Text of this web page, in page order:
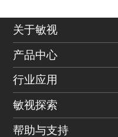
关于敏视
产品中心
行业应用
敏视探索
帮助与支持